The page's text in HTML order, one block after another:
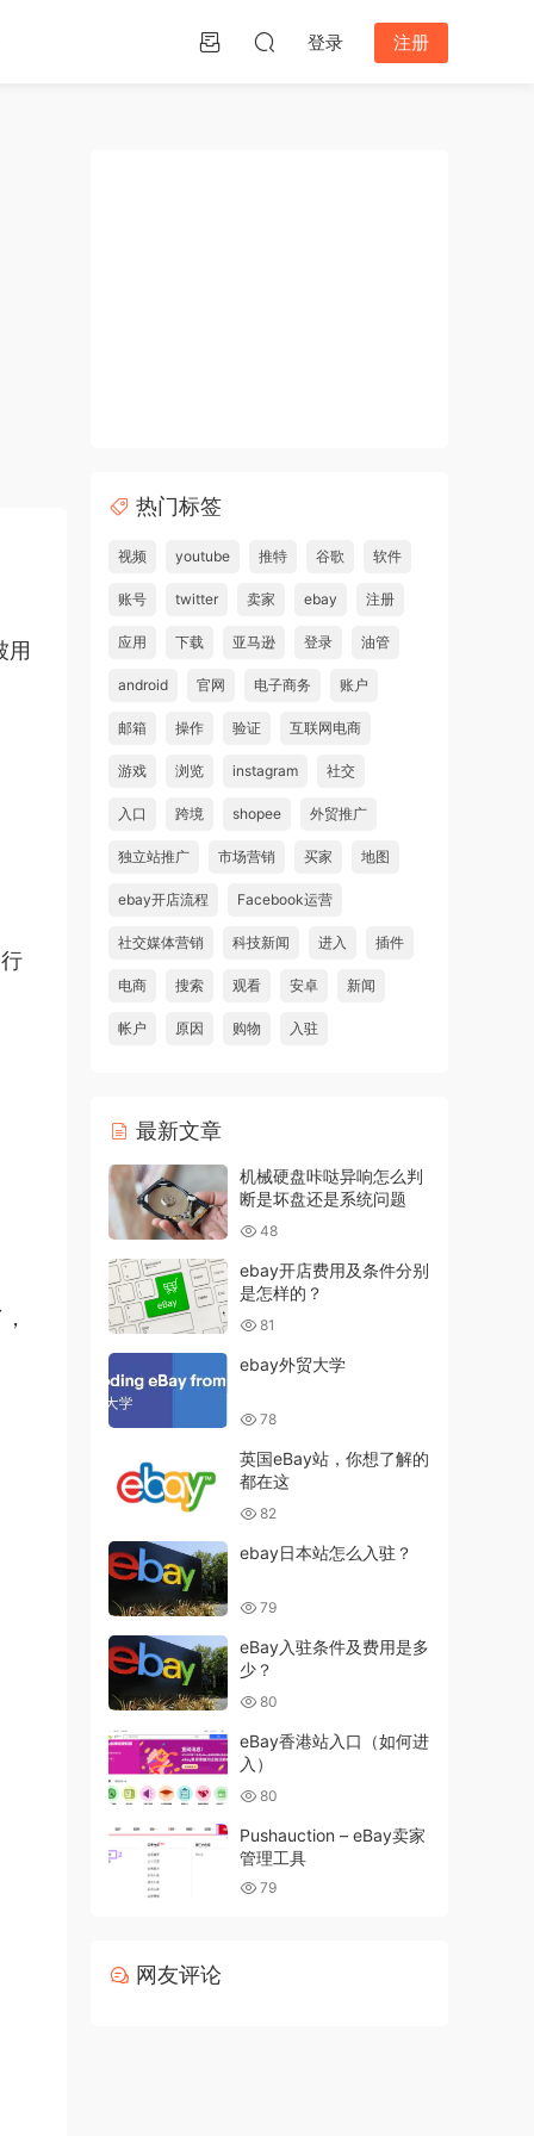
登录 注册
用
热门标签
视频 youtube 推特 谷歌 软件
账号 twitter 卖家 ebay 注册
应用 下载 亚马逊 登录 油管
android 官网 电子商务 账户
邮箱 操作 验证 互联网电商
游戏 浏览 instagram 社交
入口 跨境 shopee 外贸推广
独立站推广 市场营销 买家 地图
ebay开店流程 Facebook运营
社交媒体营销 科技新闻 进入 插件
电商 搜索 观看 安卓 新闻
帐户 原因 购物 入驻
最新文章
机械硬盘咔哒异响怎么判
断是坏盘还是系统问题
48
ebay开店费用及条件分别
是怎样的？
81
ebay外贸大学
78
英国eBay站，你想了解的
都在这
82
ebay日本站怎么入驻？
79
eBay入驻条件及费用是多
少？
80
eBay香港站入口（如何进
入）
80
Pushauction – eBay卖家
管理工具
79
网友评论